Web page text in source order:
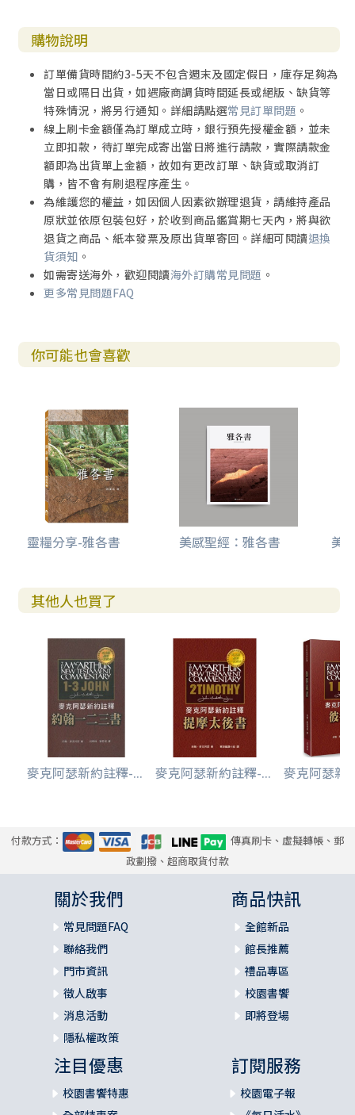
購物說明
訂單備貨時間約3-5天不包含週末及國定假日，庫存足夠為
當日或隔日出貨，如遇廠商調貨時間延長或絕版、缺貨等
特殊情況，將另行通知。詳細請點選常見訂單問題 。
線上刷卡金額僅為訂單成立時，銀行預先授權金額，並未
立即扣款，待訂單完成寄出當日將進行請款，實際請款金
額即為出貨單上金額，故如有更改訂單、缺貨或取消訂
購，皆不會有刷退程序產生。
為維護您的權益，如因個人因素欲辦理退貨，請維持產品
原狀並依原包裝包好，於收到商品鑑賞期七天內，將與欲
退貨之商品、紙本發票及原出貨單寄回。詳細可閱讀退換
貨須知 。
如需寄送海外，歡迎閱讀海外訂購常見問題 。
更多常見問題FAQ
你可能也會喜歡
靈糧分享-雅各書 美感聖經：雅各書 美
其他人也買了
麥克阿瑟新約註釋-... 麥克阿瑟新約註釋-... 麥克阿瑟新
付款方式：
傳真刷卡、虛擬轉帳、郵
政劃撥、超商取貨付款
關於我們
常見問題FAQ
聯絡我們
門市資訊
徵人啟事
消息活動
隱私權政策
商品快訊
全館新品
館長推薦
禮品專區
校園書饗
即將登場
注目優惠
校園書饗特惠
訂閱服務
校園電子報